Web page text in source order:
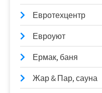
Евротехцентр
Евроуют
Ермак, баня
Жар & Пар, сауна